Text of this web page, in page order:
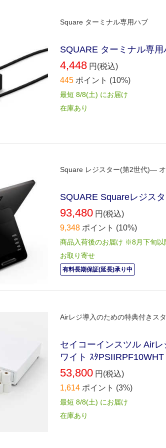
Square ターミナル専用ハブ
SQUARE ターミナル専
4,448 円(税込)
445 ポイント (10%)
最短 8/8(土) にお届け
在庫あり
Square レジスター(第2世代)―
SQUARE Squareレジス
93,480 円(税込)
9,348 ポイント (10%)
商品入荷後のお届け ※8月下旬以
お取り寄せ
有料長期保証(延長)承り中
Airレジ導入のための特典付きス
セイコーインスツル Air
ワイト ｽﾀPSIIRPF10WHT
53,800 円(税込)
1,614 ポイント (3%)
最短 8/8(土) にお届け
在庫あり